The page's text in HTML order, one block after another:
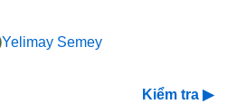
Yelimay Semey
Kiểm tra ▶